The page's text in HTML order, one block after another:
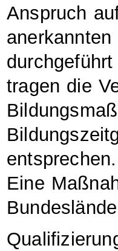
Anspruch
tragen die
entsprechen.
Eine